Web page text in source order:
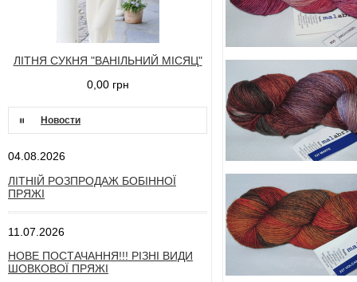
ЛІТНЯ СУКНЯ "ВАНІЛЬНИЙ МІСЯЦ"
0,00 грн
Новости
04.08.2026
ЛІТНІЙ РОЗПРОДАЖ БОБІННОЇ
ПРЯЖІ
11.07.2026
НОВЕ ПОСТАЧАННЯ!!! РІЗНІ ВИДИ
ШОВКОВОЇ ПРЯЖІ